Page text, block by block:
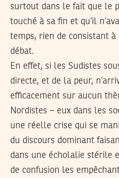
surtout dans le fait que le
touché à sa fin et qu’il
temps, rien de consistant à
débat.
En effet, si les Sudistes
directe, et de la peur,
efficacement sur aucun
Nordistes – eux dans les
une réelle crise qui se
du discours dominant
dans une écholalie stérile
de confusion les